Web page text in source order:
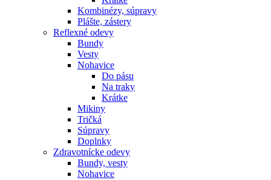
Kombinézy, súpravy
Plášte, zástery
Reflexné odevy
Bundy
Vesty
Nohavice
Do pásu
Na traky
Krátke
Mikiny
Tričká
Súpravy
Doplnky
Zdravotnícke odevy
Bundy, vesty
Nohavice